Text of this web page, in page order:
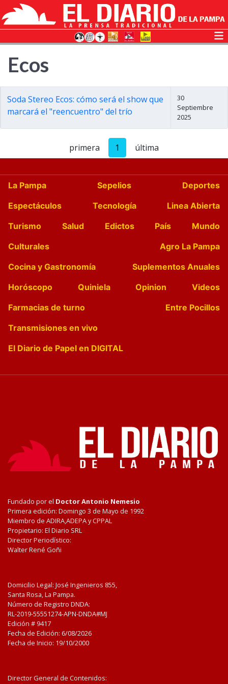
Ecos
Soda Stereo Ecos: cómo será el show que
marcará el "reencuentro" del trío
30
Septiembre
2025
primera 1 última
La Pampa Sepelios
Deportes
Espectáculos
Tecnología
Linea Abierta
Turismo
Salud Edictos País
Mundo
Culturales
Agro La Pampa
Cocina y Gastronomía
Suplementos Anuales
Horóscopo
Quiniela Opinion
Videos
Farmacias de turno
Entre Pocillos
Transmisiones en vivo
El Diario de Papel en DIGITAL
Fundado por el Doctor Antonio Nemesio
Primera edición: Domingo 3 de Mayo de 1992
Miembro de ADIRA,ADEPA y CPPAL
Propietario: El Diario SRL
Director Periodístico:
Walter René Goñi
Domicilio Legal: José Ingenieros 855,
Santa Rosa, La Pampa.
Número de Registro DNDA:
RL-2019-55551274-APN-DNDA#MJ
Edición # 9417
Fecha de Edición: 6/08/2026
Fecha de Inicio: 19/10/2000
Director General de Contenidos: